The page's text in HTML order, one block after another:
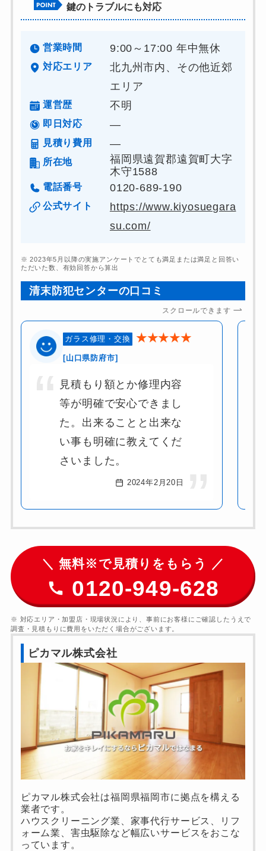
鍵のトラブルにも対応
営業時間 9:00～17:00 年中無休
対応エリア
北九州市内、その他近郊
エリア
運営歴 不明
即日対応 ―
見積り費用 ―
所在地
福岡県遠賀郡遠賀町大字
木守1588
電話番号 0120-689-190
公式サイト
https://www.kiyosuegara
su.com/
※ 2023年5月以降の実施アンケートでとても満足または満足と回答い
ただいた数、有効回答から算出
清末防犯センターの口コミ
スクロールできます
ガラス修理・交換 ★★★★★
[山口県防府市]
見積もり額とか修理内容
等が明確で安心できまし
た。出来ることと出来な
い事も明確に教えてくだ
さいました。
2024年2月20日
＼ 無料※で見積りをもらう ／
0120-949-628
※ 対応エリア・加盟店・現場状況により、事前にお客様にご確認したうえで
調査・見積もりに費用をいただく場合がございます。
ピカマル株式会社
ピカマル株式会社は福岡県福岡市に拠点を構える
業者です。
ハウスクリーニング業、家事代行サービス、リフ
ォーム業、害虫駆除など幅広いサービスをおこな
っています。